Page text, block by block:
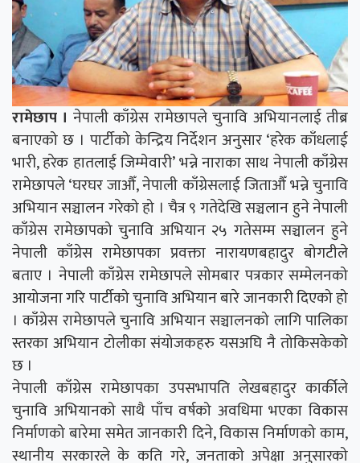
रामेछाप । नेपाली काँग्रेस रामेछापले चुनावि अभियानलाई तीब्र
बनाएको छ । पार्टीको केन्द्रिय निर्देशन अनुसार ‘हरेक काँधलाई
भारी, हरेक हातलाई जिम्मेवारी’ भन्ने नाराका साथ नेपाली काँग्रेस
रामेछापले ‘घरघर जाऔँ, नेपाली काँग्रेसलाई जिताऔँ भन्ने चुनावि
अभियान सञ्चालन गरेको हो । चैत्र ९ गतेदेखि सञ्चलान हुने नेपाली
काँग्रेस रामेछापको चुनावि अभियान २५ गतेसम्म सञ्चालन हुने
नेपाली काँग्रेस रामेछापका प्रवक्ता नारायणबहादुर बोगटीले
बताए । नेपाली काँग्रेस रामेछापले सोमबार पत्रकार सम्मेलनको
आयोजना गरि पार्टीको चुनावि अभियान बारे जानकारी दिएको हो
। काँग्रेस रामेछापले चुनावि अभियान सञ्चालनको लागि पालिका
स्तरका अभियान टोलीका संयोजकहरु यसअघि नै तोकिसकेको
छ ।
नेपाली काँग्रेस रामेछापका उपसभापति लेखबहादुर कार्कीले
चुनावि अभियानको साथै पाँच वर्षको अवधिमा भएका विकास
निर्माणको बारेमा समेत जानकारी दिने, विकास निर्माणको काम,
स्थानीय सरकारले के कति गरे, जनताको अपेक्षा अनुसारको